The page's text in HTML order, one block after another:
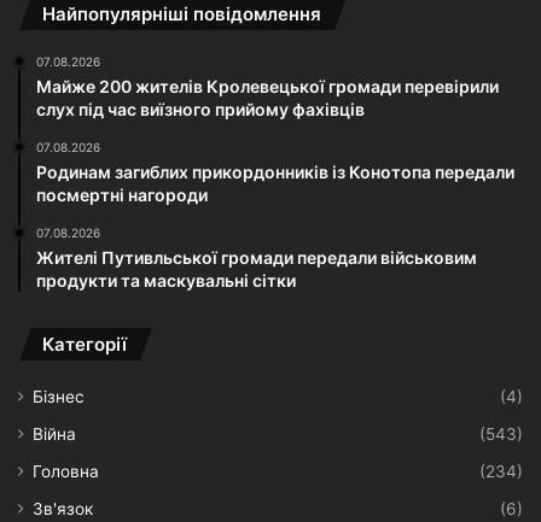
Найпопулярніші повідомлення
07.08.2026
Майже 200 жителів Кролевецької громади перевірили
слух під час виїзного прийому фахівців
07.08.2026
Родинам загиблих прикордонників із Конотопа передали
посмертні нагороди
07.08.2026
Жителі Путивльської громади передали військовим
продукти та маскувальні сітки
Категорії
Бізнес
(4)
Війна
(543)
Головна
(234)
Зв'язок
(6)